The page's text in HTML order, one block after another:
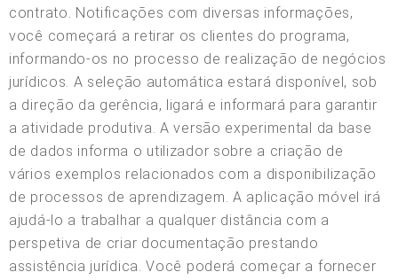
contrato. Notificações com diversas informações,
você começará a retirar os clientes do programa,
informando-os no processo de realização de negócios
jurídicos. A seleção automática estará disponível, sob
a direção da gerência, ligará e informará para garantir
a atividade produtiva. A versão experimental da base
de dados informa o utilizador sobre a criação de
vários exemplos relacionados com a disponibilização
de processos de aprendizagem. A aplicação móvel irá
ajudá-lo a trabalhar a qualquer distância com a
perspetiva de criar documentação prestando
assistência jurídica. Você poderá começar a fornecer